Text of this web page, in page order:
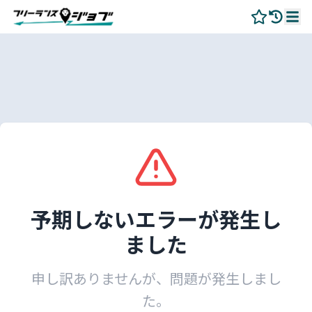
予期しないエラーが発生し
ました
申し訳ありませんが、問題が発生しまし
た。